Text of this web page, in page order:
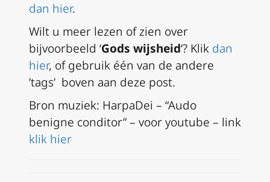
dan hier.
Wilt u meer lezen of zien over
bijvoorbeeld ‘Gods wijsheid‘? Klik dan
hier, of gebruik één van de andere
’tags’ boven aan deze post.
Bron muziek: HarpaDei – “Audo
benigne conditor” – voor youtube – link
klik hier